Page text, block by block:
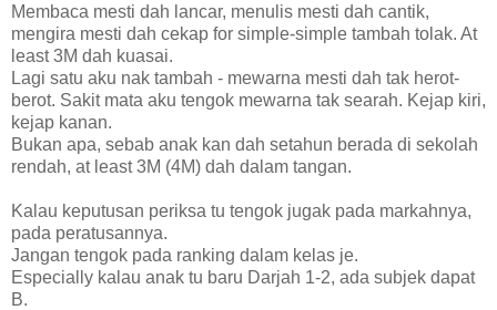
Membaca mesti dah lancar, menulis mesti dah cantik,
mengira mesti dah cekap for simple-simple tambah tolak. At
least 3M dah kuasai.
Lagi satu aku nak tambah - mewarna mesti dah tak herot-
berot. Sakit mata aku tengok mewarna tak searah. Kejap kiri,
kejap kanan.
Bukan apa, sebab anak kan dah setahun berada di sekolah
rendah, at least 3M (4M) dah dalam tangan.
Kalau keputusan periksa tu tengok jugak pada markahnya,
pada peratusannya.
Jangan tengok pada ranking dalam kelas je.
Especially kalau anak tu baru Darjah 1-2, ada subjek dapat
B.